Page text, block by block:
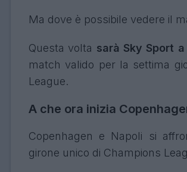
Ma dove è possibile vedere il
Questa volta sarà Sky Sport
match valido per la settima
League.
A che ora inizia
Copenhagen e Napoli si
girone unico di Champions